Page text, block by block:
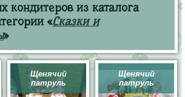
кондитеров из каталога
«Сказки и
»
Щенячий
патруль
Щенячий
патруль